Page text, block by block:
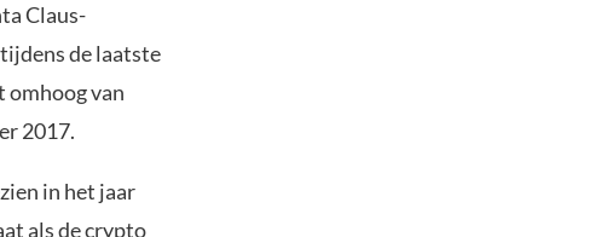
Claus-
de laatste
omhoog van
2017.
in het jaar
als de crypto